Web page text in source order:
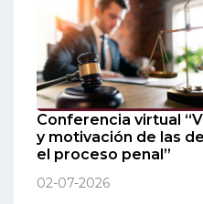
Conferencia virtual
y motivación de las
el proceso penal”
02-07-2026